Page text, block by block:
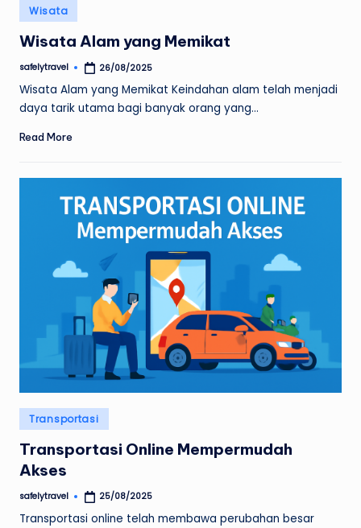
Posted
in
Wisata
Wisata Alam yang Memikat
Posted
safelytravel 26/08/2025
Wisata Alam yang Memikat Keindahan alam telah menjadi
daya tarik utama bagi banyak orang yang…
Read More
Posted
in
Transportasi
Transportasi Online Mempermudah
Akses
Posted
safelytravel 25/08/2025
Transportasi online telah membawa perubahan besar